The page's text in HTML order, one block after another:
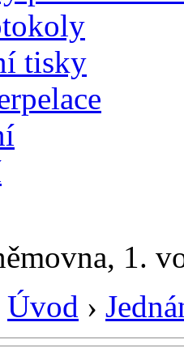
tisky
1.
Úvod ›